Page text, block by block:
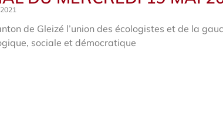
de Gleizé l’union des écologistes et de la
sociale et démocratique